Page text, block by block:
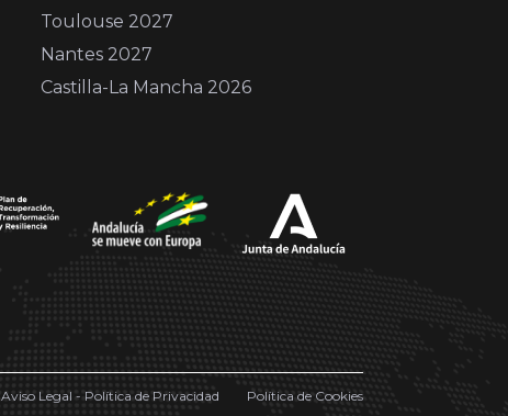
Toulouse 2027
Nantes 2027
Castilla-La Mancha 2026
Aviso Legal - Política de Privacidad Política de Cookies